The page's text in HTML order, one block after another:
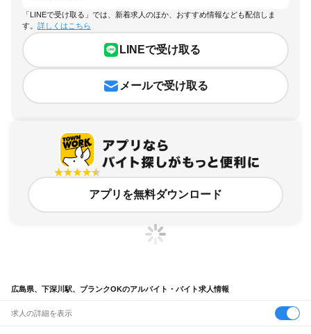
「LINEで受け取る」では、新着求人のほか、おすすめ情報なども配信しま
す。 詳しくはこちら
LINEで受け取る
メールで受け取る
アプリを無料ダウンロード
広島県、下深川駅、ブランクOKのアルバイト・バイト求人情報
求人の詳細を表示